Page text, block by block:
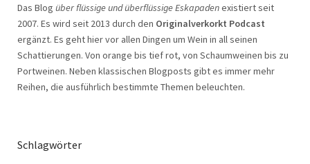
Das Blog über flüssige und überflüssige Eskapadenexistiert seit
2007. Es wird seit 2013 durch den Originalverkorkt Podcast
ergänzt. Es geht hier vor allen Dingen um Wein in all seinen
Schattierungen. Von orange bis tief rot, von Schaumweinen bis zu
Portweinen. Neben klassischen Blogposts gibt es immer mehr
Reihen, die ausführlich bestimmte Themen beleuchten.
Schlagwörter